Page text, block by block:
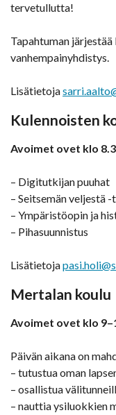
tervetullutta!
Tapahtuman
vanhempainyhdistys.
Lisätietoja
Kulennoisten
Avoimet ovet klo
– Digitutkijan puuhat
– Seitsemän veljestä
– Ympäristöopin ja
– Pihasuunnistus
Lisätietoja
Mertalan koulu
Avoimet ovet klo
Päivän aikana on
– tutustua oman
– osallistua
– nauttia ysiluokkien